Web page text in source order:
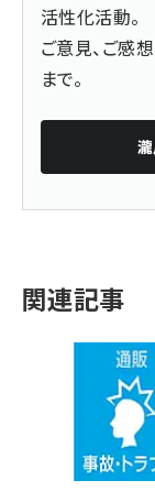
活性化活動。
ご意見、ご感
まで。
関連記事